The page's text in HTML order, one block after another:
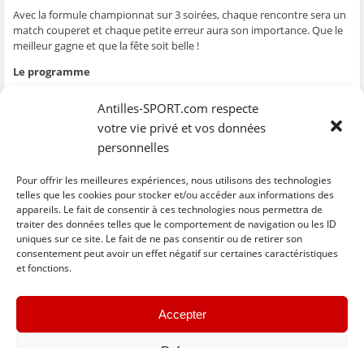
Antilles-SPORT.com respecte
votre vie privé et vos données
personnelles
Pour offrir les meilleures expériences, nous utilisons des technologies
telles que les cookies pour stocker et/ou accéder aux informations des
appareils. Le fait de consentir à ces technologies nous permettra de
traiter des données telles que le comportement de navigation ou les ID
uniques sur ce site. Le fait de ne pas consentir ou de retirer son
consentement peut avoir un effet négatif sur certaines caractéristiques
et fonctions.
Accepter
r
e
)
e
)
r
e
)
n
ê
t
r
Avec la formule championnat sur 3 soirées, chaque rencontre sera un
match couperet et chaque petite erreur aura son importance. Que le
meilleur gagne et que la fête soit belle !
Le programme
Le 15/05, 19h30 : MJCA (971) / US
Le 16/05, 18h : US Sinnamary
(973) / Gauloise (972)
Garçons
Le 14/05, 20h : Golden Star (972)
/ ASC Tours (973)
Le 16/05, 20h: USR (971) / Golden
Star (972)
C
l
u
C
l
u
C
l
p
o
u
C
l
u
C
l
u